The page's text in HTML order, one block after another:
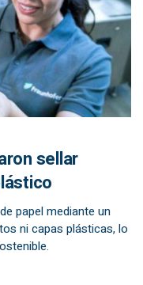
sellar
papel mediante un
ni capas plásticas, lo